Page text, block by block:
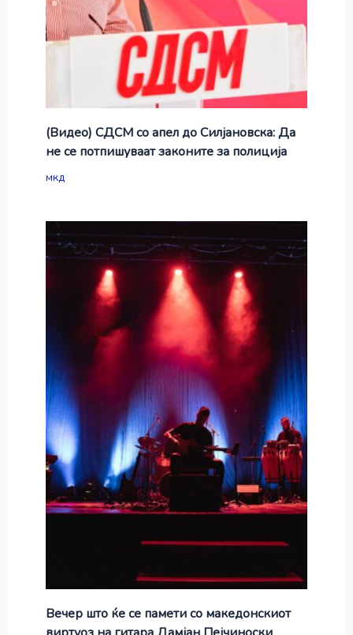
(Видео) СДСМ со апел до Силјановска: Да
не се потпишуваат законите за полиција
мкд
Вечер што ќе се памети со македонскиот